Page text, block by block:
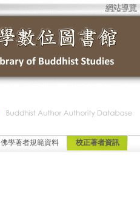
網站導覽
佛學著者規範資料 校正著者資訊